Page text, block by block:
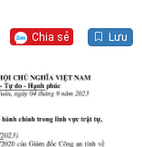
Chia sẻ Lưu